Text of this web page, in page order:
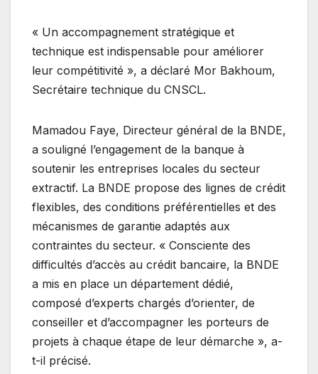
« Un accompagnement stratégique et
technique est indispensable pour améliorer
leur compétitivité », a déclaré Mor Bakhoum,
Secrétaire technique du CNSCL.
Mamadou Faye, Directeur général de la BNDE,
a souligné l’engagement de la banque à
soutenir les entreprises locales du secteur
extractif. La BNDE propose des lignes de crédit
flexibles, des conditions préférentielles et des
mécanismes de garantie adaptés aux
contraintes du secteur. « Consciente des
difficultés d’accès au crédit bancaire, la BNDE
a mis en place un département dédié,
composé d’experts chargés d’orienter, de
conseiller et d’accompagner les porteurs de
projets à chaque étape de leur démarche », a-
t-il précisé.